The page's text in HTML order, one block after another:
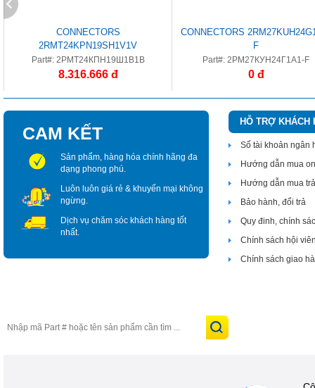
CONNECTORS
2RMT24KPN19SH1V1V
Part#: 2РМТ24КПН19Ш1В1В
8.316.666 đ
CONNECTORS
F
Part#: 2РМ27КУН24Г1А1-F
0 đ
CAM KẾT
Sản phẩm, hàng hóa chính hãng đa
dạng phong phú.
Luôn luôn giá rẻ & khuyến mại không
ngừng.
Dịch vụ chăm sóc khách hàng tốt
nhất.
HỖ TRỢ KHÁCH
Số tài khoản ngân
Hướng dẫn mua
Hướng dẫn mua
Bảo hành, đổi trả
Quy đinh, chính
Chính sách hội
Chính sách giao